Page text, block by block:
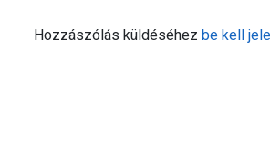
Hozzászólás küldéséhezbe kell